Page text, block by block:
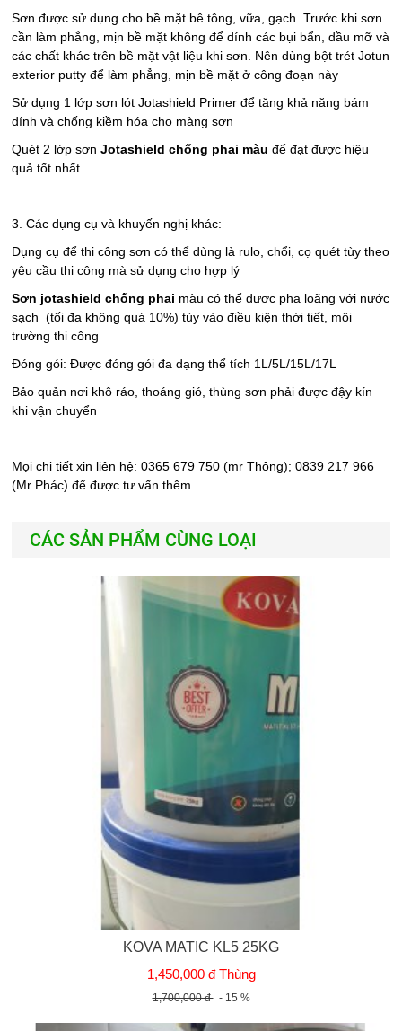
Sơn được sử dụng cho bề mặt bê tông, vữa, gạch. Trước khi sơn
cần làm phẳng, mịn bề mặt không để dính các bụi bẩn, dầu mỡ và
các chất khác trên bề mặt vật liệu khi sơn. Nên dùng bột trét Jotun
exterior putty để làm phẳng, mịn bề mặt ở công đoạn này
Sử dụng 1 lớp sơn lót Jotashield Primer để tăng khả năng bám
dính và chống kiềm hóa cho màng sơn
Quét 2 lớp sơn Jotashield chống phai màu để đạt được hiệu
quả tốt nhất
3. Các dụng cụ và khuyến nghị khác:
Dụng cụ để thi công sơn có thể dùng là rulo, chổi, cọ quét tùy theo
yêu cầu thi công mà sử dụng cho hợp lý
Sơn jotashield chống phai màu có thể được pha loãng với nước
sạch (tối đa không quá 10%) tùy vào điều kiện thời tiết, môi
trường thi công
Đóng gói: Được đóng gói đa dạng thể tích 1L/5L/15L/17L
Bảo quản nơi khô ráo, thoáng gió, thùng sơn phải được đậy kín
khi vận chuyển
Mọi chi tiết xin liên hệ: 0365 679 750 (mr Thông); 0839 217 966
(Mr Phác) để được tư vấn thêm
CÁC SẢN PHẨM CÙNG LOẠI
KOVA MATIC KL5 25KG
1,450,000 đ Thùng
1,700,000 đ- 15 %